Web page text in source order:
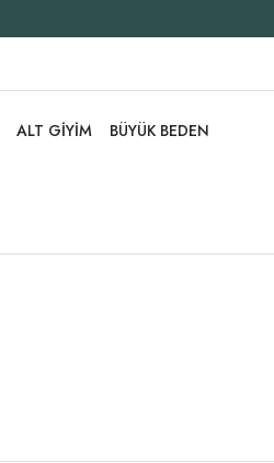
ALT GİYİM BÜYÜK BEDEN